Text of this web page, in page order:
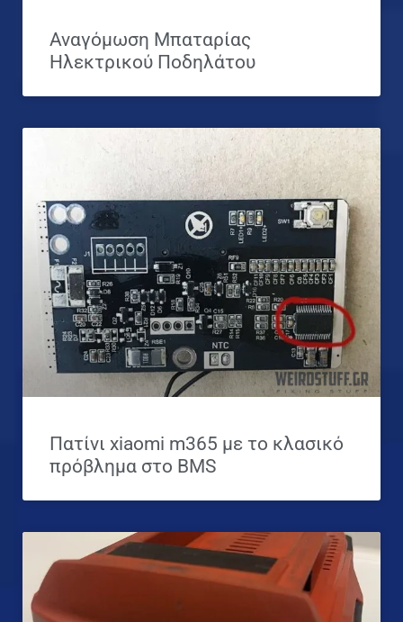
Αναγόμωση Μπαταρίας
Ηλεκτρικού Ποδηλάτου
Πατίνι xiaomi m365 με το κλασικό
πρόβλημα στο BMS